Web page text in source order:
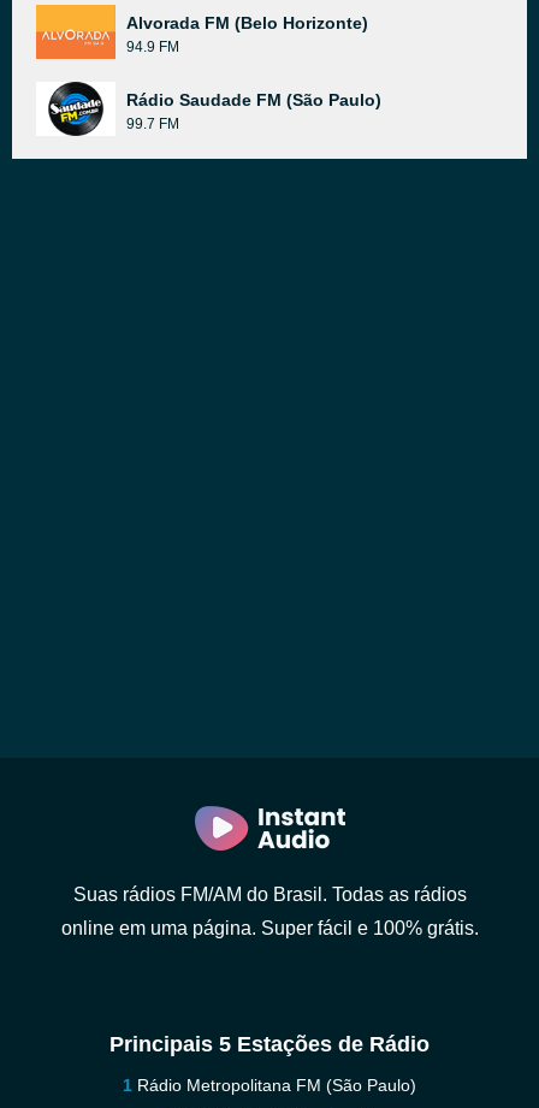
Alvorada FM (Belo Horizonte)
94.9 FM
Rádio Saudade FM (São Paulo)
99.7 FM
Suas rádios FM/AM do Brasil. Todas as rádios
online em uma página. Super fácil e 100% grátis.
Principais 5 Estações de Rádio
Rádio Metropolitana FM (São Paulo)